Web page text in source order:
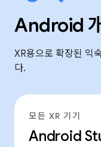
Android
XR용으로 확장된 익
다.
모든 XR 기기
Android